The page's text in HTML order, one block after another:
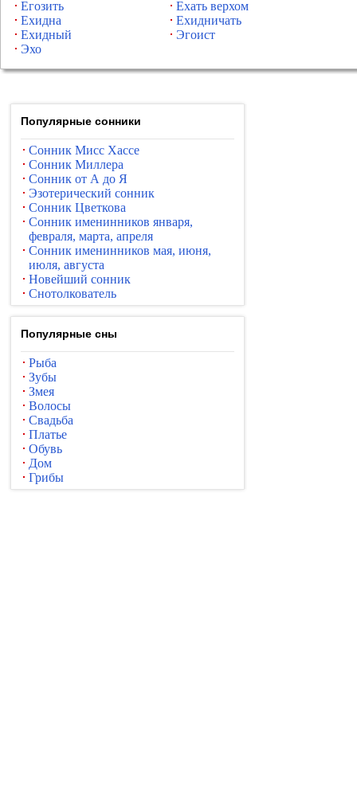
Егозить
Ехать верхом
Ехидна
Ехидничать
Ехидный
Эгоист
Эхо
Популярные сонники
Сонник Мисс Хассе
Сонник Миллера
Сонник от А до Я
Эзотерический сонник
Сонник Цветкова
Сонник именинников января,
февраля, марта, апреля
Сонник именинников мая, июня,
июля, августа
Новейший сонник
Снотолкователь
Популярные сны
Рыба
Зубы
Змея
Волосы
Свадьба
Платье
Обувь
Дом
Грибы